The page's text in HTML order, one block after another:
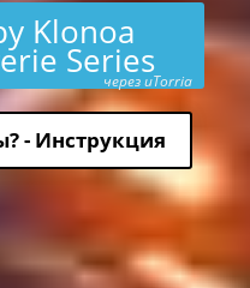
Klonoa
Series
через uTorria
- Инструкция